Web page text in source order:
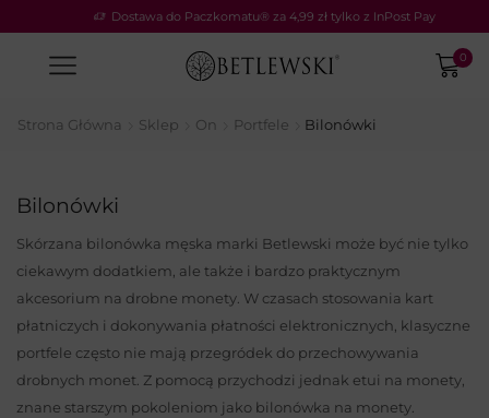
Dostawa do Paczkomatu® za 4,99 zł tylko z InPost Pay
0
Strona Główna Sklep On Portfele Bilonówki
Bilonówki
Skórzana bilonówka męska marki Betlewski może być nie tylko
ciekawym dodatkiem, ale także i bardzo praktycznym
akcesorium na drobne monety. W czasach stosowania kart
płatniczych i dokonywania płatności elektronicznych, klasyczne
portfele często nie mają przegródek do przechowywania
drobnych monet. Z pomocą przychodzi jednak etui na monety,
znane starszym pokoleniom jako bilonówka na monety.